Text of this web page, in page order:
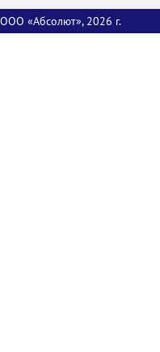
ООО «Абсолют», 2026 г.